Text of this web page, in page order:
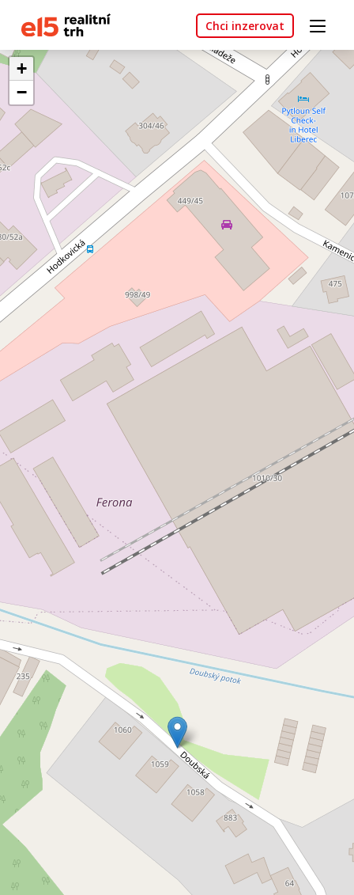
Chci inzerovat
+
−